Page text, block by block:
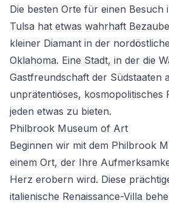
Die besten Orte für einen Besuch
Tulsa hat etwas wahrhaft
kleiner Diamant in der
Oklahoma. Eine Stadt, in der die
Gastfreundschaft der Südstaaten
unprätentiöses,
jeden etwas zu bieten.
Philbrook Museum of Art
Beginnen wir mit dem Philbrook
einem Ort, der Ihre
Herz erobern wird. Diese
italienische Renaissance-Villa